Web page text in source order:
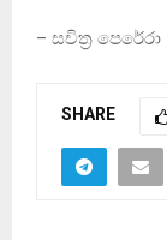
– සචිත‍්‍ර පෙරේරා
SHARE